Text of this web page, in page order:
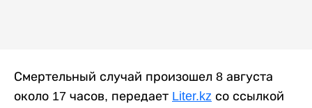
Смертельный случай произошел 8 августа
около 17 часов, передает Liter.kz со ссылкой